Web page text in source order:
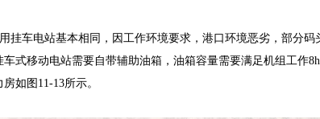
挂车电站基本相同，因工作环境要求，港口环境恶劣，部分
式移动电站需要自带辅助油箱，油箱容量需要满足机组工作
如图11-13所示。